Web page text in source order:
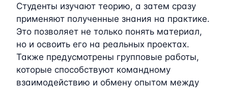
Студенты изучают теорию, а затем сразу
применяют полученные знания на практике.
Это позволяет не только понять материал,
но и освоить его на реальных проектах.
Также предусмотрены групповые работы,
которые способствуют командному
взаимодействию и обмену опытом между